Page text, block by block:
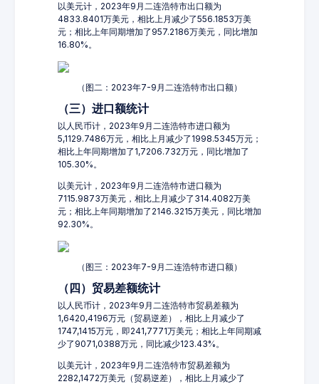
以美元计，2023年9月二连浩特市出口额为
4833.8401万美元，相比上月减少了556.1853万美
元；相比上年同期增加了957.2186万美元，同比增加
16.80%。
（图二：2023年7-9月二连浩特市出口额）
（三）进口额统计
以人民币计，2023年9月二连浩特市进口额为
5,1129.7486万元，相比上月减少了1998.5345万元；
相比上年同期增加了1,7206.732万元，同比增加了
105.30%。
以美元计，2023年9月二连浩特市进口额为
7115.9873万美元，相比上月减少了314.4082万美
元；相比上年同期增加了2146.3215万美元，同比增加
92.30%。
（图三：2023年7-9月二连浩特市进口额）
（四）贸易差额统计
以人民币计，2023年9月二连浩特市贸易差额为
1,6420,4196万元（贸易逆差），相比上月减少了
1747,1415万元，即241,7771万美元；相比上年同期减
少了9071,0388万元，同比减少123.43%。
以美元计，2023年9月二连浩特市贸易差额为
2282,1472万美元（贸易逆差），相比上月减少了